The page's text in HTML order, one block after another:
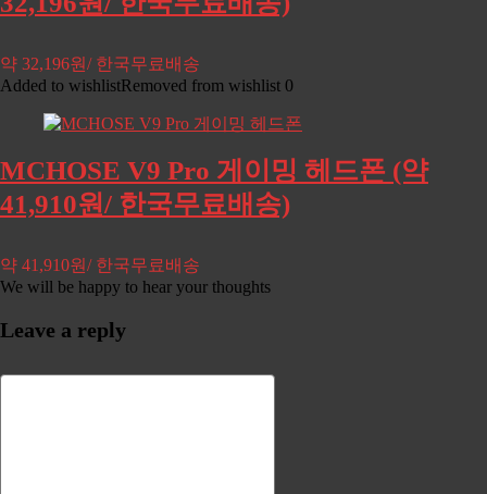
약 32,196원/ 한국무료배송
Added to wishlistRemoved from wishlist 0
MCHOSE V9 Pro 게이밍 헤드폰 (약
41,910원/ 한국무료배송)
약 41,910원/ 한국무료배송
We will be happy to hear your thoughts
Leave a reply